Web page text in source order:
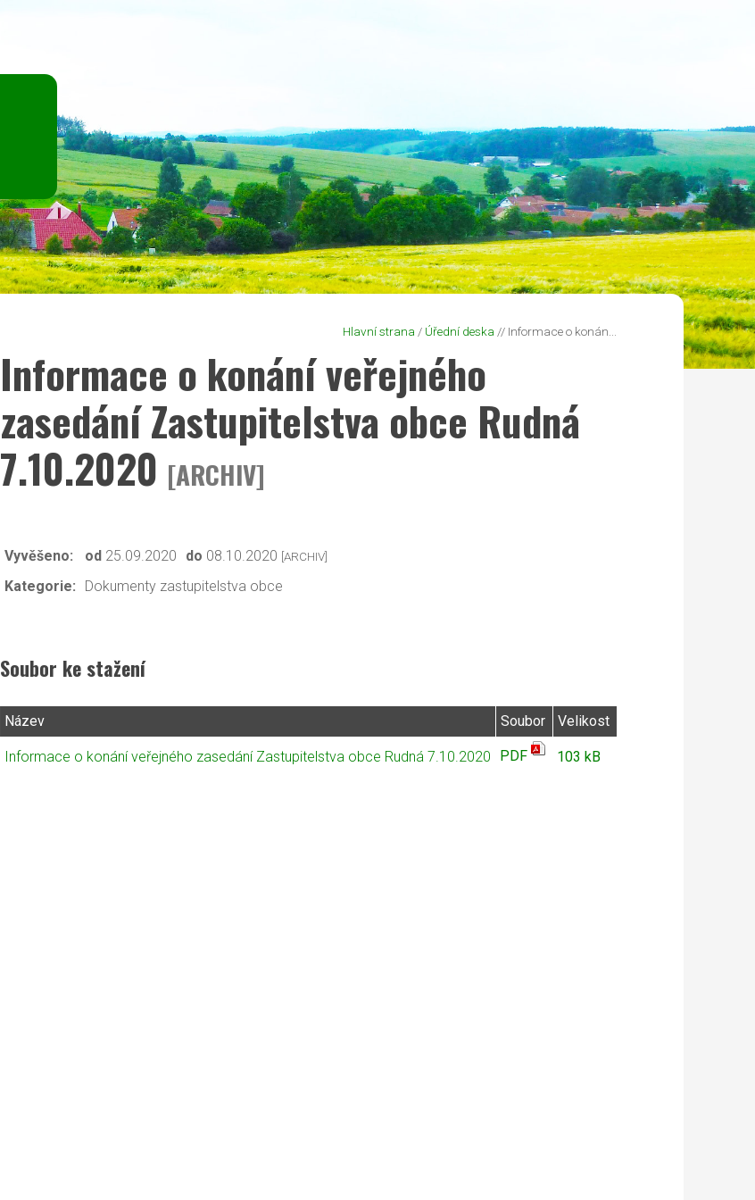
Hlavní strana / Úřední deska // Informace o konán...
Informace o konání veřejného
zasedání Zastupitelstva obce Rudná
7.10.2020 [ARCHIV]
Vyvěšeno: od 25.09.2020 do 08.10.2020 [ARCHIV]
Kategorie: Dokumenty zastupitelstva obce
Soubor ke stažení
Název Soubor Velikost
Informace o konání veřejného zasedání Zastupitelstva obce Rudná 7.10.2020 PDF 103 kB